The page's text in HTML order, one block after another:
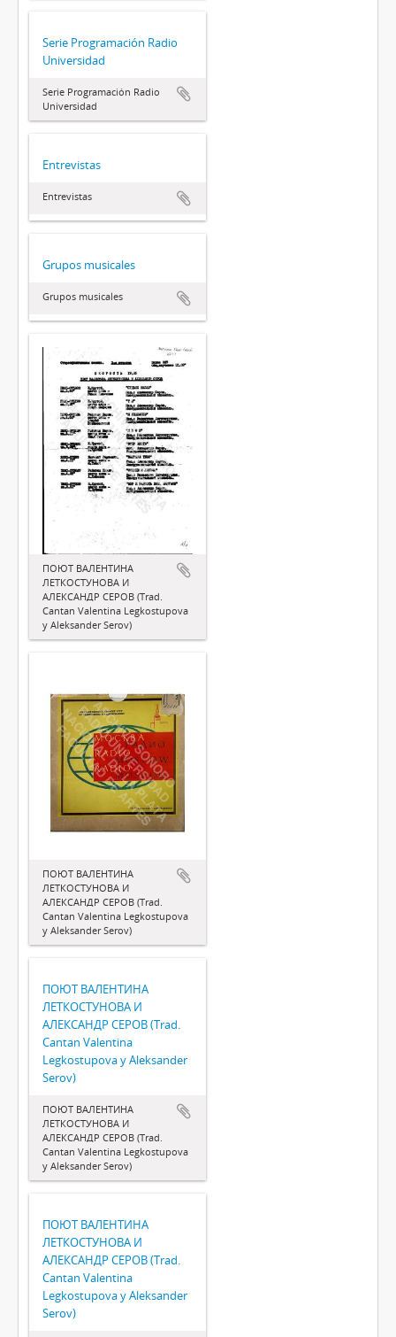
Serie Programación Radio
Universidad
Serie Programación Radio
Universidad
Entrevistas
Entrevistas
Grupos musicales
Grupos musicales
ПОЮТ ВАЛЕНТИНА
ЛЕТКОСТУНОВА И
АЛЕКСАНДР СЕРОВ (Trad.
Cantan Valentina Legkostupova
y Aleksander Serov)
ПОЮТ ВАЛЕНТИНА
ЛЕТКОСТУНОВА И
АЛЕКСАНДР СЕРОВ (Trad.
Cantan Valentina Legkostupova
y Aleksander Serov)
ПОЮТ ВАЛЕНТИНА
ЛЕТКОСТУНОВА И
АЛЕКСАНДР СЕРОВ (Trad.
Cantan Valentina
Legkostupova y Aleksander
Serov)
ПОЮТ ВАЛЕНТИНА
ЛЕТКОСТУНОВА И
АЛЕКСАНДР СЕРОВ (Trad.
Cantan Valentina Legkostupova
y Aleksander Serov)
ПОЮТ ВАЛЕНТИНА
ЛЕТКОСТУНОВА И
АЛЕКСАНДР СЕРОВ (Trad.
Cantan Valentina
Legkostupova y Aleksander
Serov)